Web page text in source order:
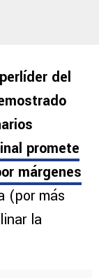
del
promete
márgenes
(por más
la